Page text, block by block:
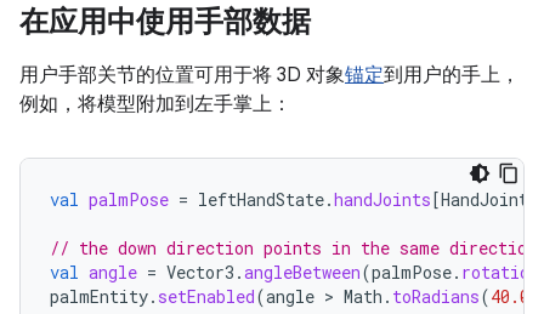
在应用中使用手部数据
用户手部关节的位置可用于将 3D 对象锚定到用户的手上，
例如，将模型附加到左手掌上：
val palmPose = leftHandState.handJoints [
// the down direction points in the same direction
val angle = Vector3 .angleBetween(palmPose. rotation
palmEntity. setEnabled(angle > Math . toRadians(40.0